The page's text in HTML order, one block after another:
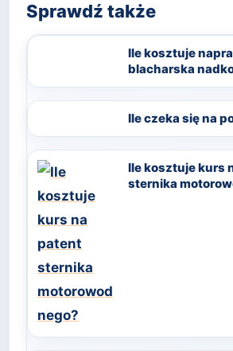
Sprawdź także
Ile kosztuje
blacharska
Ile czeka się na
Ile kosztuje kurs
sternika